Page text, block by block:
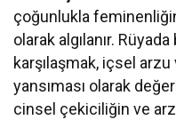
çoğunlukla
olarak algılanır.
karşılaşmak, içsel
yansıması olarak
cinsel çekiciliğin ve